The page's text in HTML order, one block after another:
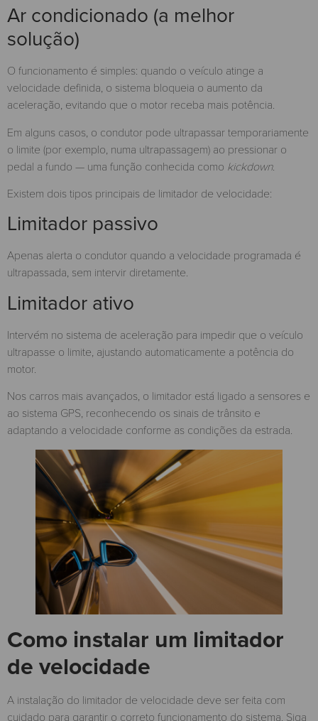
Ar condicionado (a melhor
solução)
O funcionamento é simples: quando o veículo atinge a
velocidade definida, o sistema bloqueia o aumento da
aceleração, evitando que o motor receba mais potência.
Em alguns casos, o condutor pode ultrapassar temporariamente
o limite (por exemplo, numa ultrapassagem) ao pressionar o
pedal a fundo — uma função conhecida como kickdown.
Existem dois tipos principais de limitador de velocidade:
Limitador passivo
Apenas alerta o condutor quando a velocidade programada é
ultrapassada, sem intervir diretamente.
Limitador ativo
Intervém no sistema de aceleração para impedir que o veículo
ultrapasse o limite, ajustando automaticamente a potência do
motor.
Nos carros mais avançados, o limitador está ligado a sensores e
ao sistema GPS, reconhecendo os sinais de trânsito e
adaptando a velocidade conforme as condições da estrada.
Como instalar um limitador
de velocidade
A instalação do limitador de velocidade deve ser feita com
cuidado para garantir o correto funcionamento do sistema. Siga